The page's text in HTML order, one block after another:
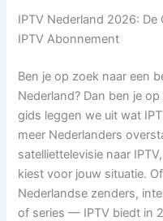
IPTV Nederland 2026:
IPTV Abonnement
Ben je op zoek naar een
Nederland? Dan ben je
gids leggen we uit wat
meer Nederlanders
satelliettelevisie naar
kiest voor jouw situatie.
Nederlandse zenders,
of series — IPTV biedt in